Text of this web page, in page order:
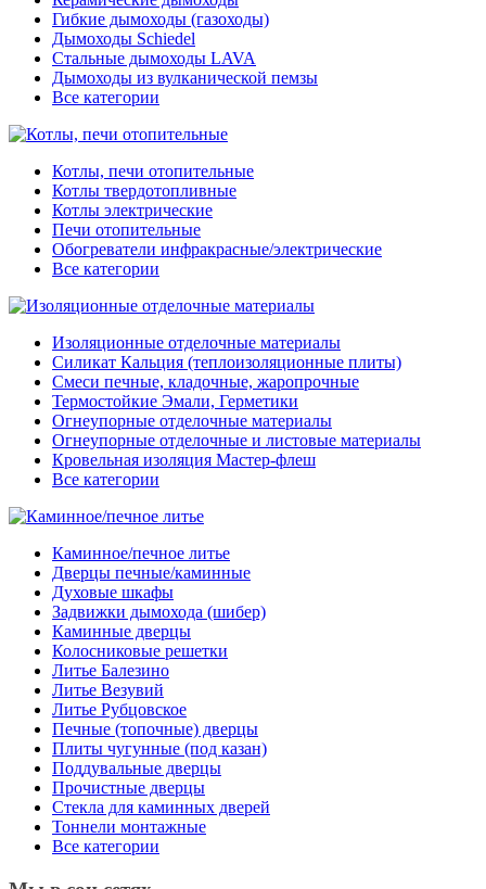
Гибкие дымоходы (газоходы)
Дымоходы Schiedel
Стальные дымоходы LAVA
Дымоходы из вулканической пемзы
Все категории
Котлы, печи отопительные
Котлы твердотопливные
Котлы электрические
Печи отопительные
Обогреватели инфракрасные/электрические
Все категории
Изоляционные отделочные материалы
Силикат Кальция (теплоизоляционные плиты)
Смеси печные, кладочные, жаропрочные
Термостойкие Эмали, Герметики
Огнеупорные отделочные материалы
Огнеупорные отделочные и листовые материалы
Кровельная изоляция Мастер-флеш
Все категории
Каминное/печное литье
Дверцы печные/каминные
Духовые шкафы
Задвижки дымохода (шибер)
Каминные дверцы
Колосниковые решетки
Литье Балезино
Литье Везувий
Литье Рубцовское
Печные (топочные) дверцы
Плиты чугунные (под казан)
Поддувальные дверцы
Прочистные дверцы
Стекла для каминных дверей
Тоннели монтажные
Все категории